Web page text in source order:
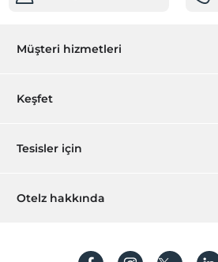
Müşteri hizmetleri
Rezervasyon yönet
Sıkça sorulan sorular
Keşfet
Hediye Kart
Tesisler için
Hemen tesisinizi ekleyin
Otelz hakkında